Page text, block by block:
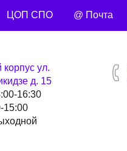
ЦОП СПО @ Почта
ул.
д. 15
16:30
15:00